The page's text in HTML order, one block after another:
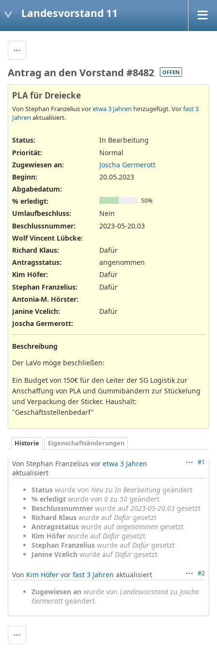
Landesvorstand 11
Antrag an den Vorstand #8482 OFFEN
PLA für Dreiecke
Von Stephan Franzelius voretwa 3 Jahren hinzugefügt. Vorfast 3
Jahren aktualisiert.
Status:
In Bearbeitung
Priorität:
Normal
Zugewiesen an:
Joscha Germerott
Beginn:
20.05.2023
Abgabedatum:
% erledigt:
50%
Umlaufbeschluss:
Nein
Beschlussnummer:
2023-05-20.03
Wolf Vincent Lübcke:
Richard Klaus:
Dafür
Antragsstatus:
angenommen
Kim Höfer:
Dafür
Stephan Franzelius:
Dafür
Antonia-M. Hörster:
Janine Vcelich:
Dafür
Joscha Germerott:
Beschreibung
Der LaVo möge beschließen:
Ein Budget von 150€ für den Leiter der SG Logistik zur
Anschaffung von PLA und Gummibändern zur Stückelung
und Verpackung der Sticker. Haushalt:
"Geschäftsstellenbedarf"
Historie Eigenschaftsänderungen
#1
Von Stephan Franzelius vor etwa 3 Jahren
aktualisiert
Status wurde von Neu zu In Bearbeitung geändert
% erledigt wurde von 0 zu 50 geändert
Beschlussnummer wurde auf2023-05-20.03 gesetzt
Richard Klaus wurde auf Dafür gesetzt
Antragsstatus wurde aufangenommen gesetzt
Kim Höfer wurde auf Dafür gesetzt
Stephan Franzelius wurde auf Dafür gesetzt
Janine Vcelich wurde auf Dafür gesetzt
#2
Von Kim Höfer vor fast 3 Jahren aktualisiert
Zugewiesen an wurde von Landesvorstandzu Joscha
Germerott geändert